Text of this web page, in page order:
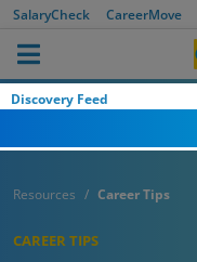
SalaryCheck CareerMove
Discovery Feed
Resources Career Tips
CAREER TIPS